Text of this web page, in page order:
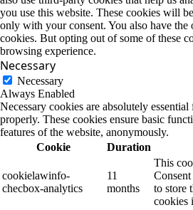
you use this website. These cookies will
only with your consent. You also have the
cookies. But opting out of some of these
browsing experience.
Necessary
Necessary
Always Enabled
Necessary cookies are absolutely
properly. These cookies ensure basic
features of the website, anonymously.
Cookie
Duration
cookielawinfo-
checbox-analytics
11
months
This
to store
cookies